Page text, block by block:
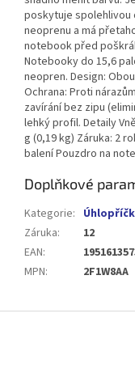
poskytuje spolehlivou
neoprenu a má
notebook před
Notebooky do 15,6
neopren. Design:
Ochrana: Proti
zavírání bez zipu
lehký profil. Detaily
g (0,19 kg) Záruka: 2
balení Pouzdro na
Doplňkové
Kategorie:
Záruka:
12
EAN:
MPN: 2F1W8AA